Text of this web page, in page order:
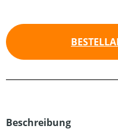
Beschreibung